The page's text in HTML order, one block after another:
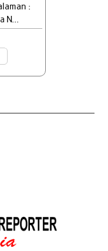
:
N...